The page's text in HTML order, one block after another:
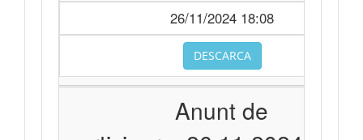
26/11/2024 18:08
DESCARCA
Anunt de